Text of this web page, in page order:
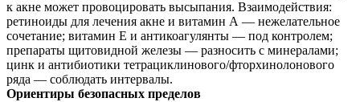
к акне может провоцировать высыпания. Взаимодействия:
ретиноиды для лечения акне и витамин А — нежелательное
сочетание; витамин Е и антикоагулянты — под контролем;
препараты щитовидной железы — разносить с минералами;
цинк и антибиотики тетрациклинового/фторхинолонового
ряда — соблюдать интервалы.
Ориентиры безопасных пределов